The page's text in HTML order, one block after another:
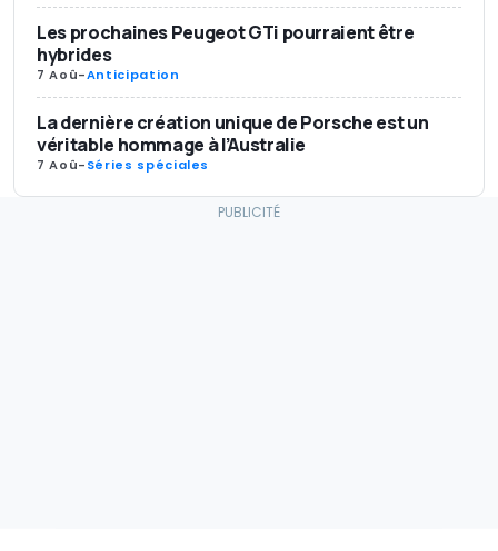
Les prochaines Peugeot GTi pourraient être
hybrides
7 Aoû-Anticipation
La dernière création unique de Porsche est un
véritable hommage à l’Australie
7 Aoû-Séries spéciales